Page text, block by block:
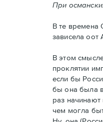
При
В те времена
зависела оот
В этом
проклятии
если бы
бы она была в
раз
чем могла